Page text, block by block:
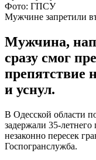
Фото: ГПСУ
Мужчине запретили
Мужчина,
сразу смог
препятствие
и уснул.
В Одесской области
задержали 35-
незаконно пересек
Госпогранслужба.